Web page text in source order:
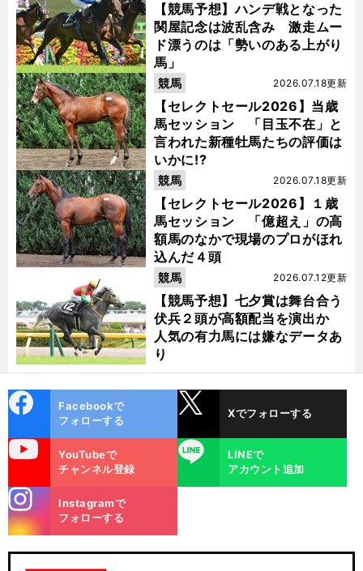
【競馬予想】ハンデ戦となった
関屋記念は波乱含み 激走ムー
ド漂うのは「勢いのある上がり
馬」
【セレクトセール2026】当歳
馬セッション 「目玉不在」と
言われた新種牡馬たちの評価は
いかに!?
2026.07.18更新
競馬
【セレクトセール2026】１歳
馬セッション 「億超え」の高
額馬のなかで現場のプロがほれ
込んだ４頭
2026.07.18更新
競馬
【競馬予想】七夕賞は舞台合う
伏兵２頭が高額配当を演出か
人気の有力馬には嫌なデータあ
り
2026.07.12更新
競馬
ok
Facebookで
フォローする
Xでフォローする
YouTubeで
チャンネル登録
LINE
LINEで
アカウント追加
m
Instagramで
フォローする